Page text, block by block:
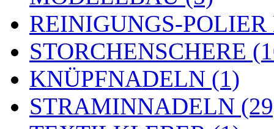
REINIGUNGS-
STORCHENSCHERE
KNÜPFNADELN (1)
STRAMINNADELN